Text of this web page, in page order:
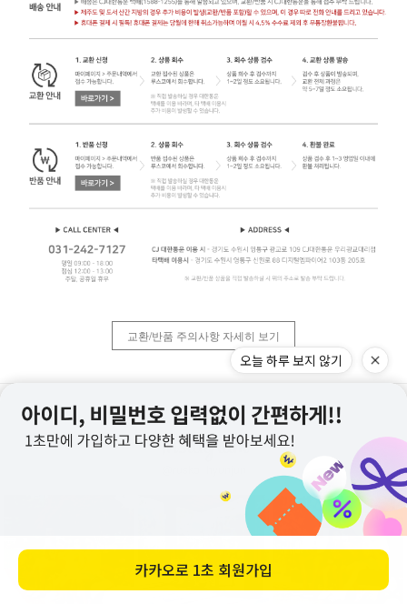
교환/반품 주의사항 자세히 보기
오늘 하루 보지 않기
카카오로 1초 회원가입